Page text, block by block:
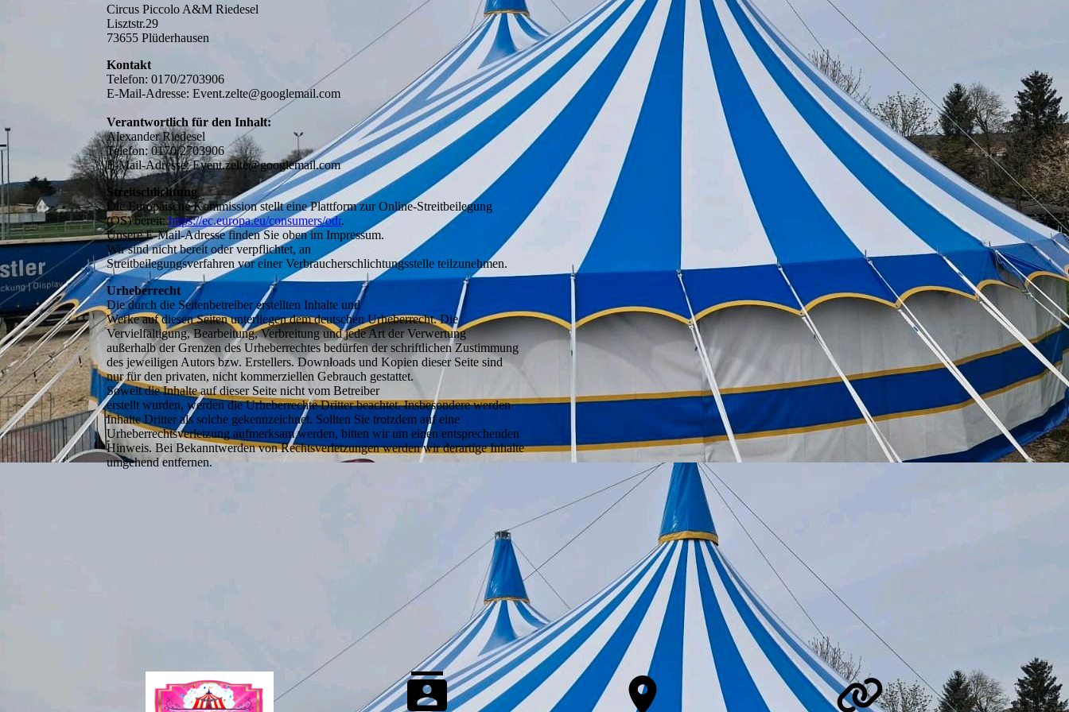
Circus Piccolo A&M Riedesel
Lisztstr.29
73655 Plüderhausen
Kontakt
Telefon: 0170/2703906
E-Mail-Adresse: Event.zelte@googlemail.com
Verantwortlich für den Inhalt:
Alexander Riedesel
Telefon: 0170/2703906
E-Mail-Adresse: Event.zelte@googlemail.com
Streitschlichtung
Die Europäische Kommission stellt eine Plattform zur Online-Streitbeilegung
(OS) bereit:https://ec.europa.eu/consumers/odr.
Unsere E-Mail-Adresse finden Sie oben im Impressum.
Wir sind nicht bereit oder verpflichtet, an
Streitbeilegungsverfahren vor einer Verbraucherschlichtungsstelle teilzunehmen.
Urheberrecht
Die durch die Seitenbetreiber erstellten Inhalte und
Werke auf diesen Seiten unterliegen dem deutschen Urheberrecht. Die
Vervielfältigung, Bearbeitung, Verbreitung und jede Art der Verwertung
außerhalb der Grenzen des Urheberrechtes bedürfen der schriftlichen Zustimmung
des jeweiligen Autors bzw. Erstellers. Downloads und Kopien dieser Seite sind
nur für den privaten, nicht kommerziellen Gebrauch gestattet.
Soweit die Inhalte auf dieser Seite nicht vom Betreiber
erstellt wurden, werden die Urheberrechte Dritter beachtet. Insbesondere werden
Inhalte Dritter als solche gekennzeichnet. Sollten Sie trotzdem auf eine
Urheberrechtsverletzung aufmerksam werden, bitten wir um einen entsprechenden
Hinweis. Bei Bekanntwerden von Rechtsverletzungen werden wir derartige Inhalte
umgehend entfernen.